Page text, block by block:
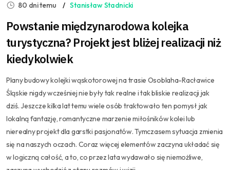
80 dni temu Stanisław Stadnicki
Powstanie międzynarodowa kolejka
turystyczna? Projekt jest bliżej realizacji niż
kiedykolwiek
Plany budowy kolejki wąskotorowej na trasie Osoblaha-Racławice
Śląskie nigdy wcześniej nie były tak realne i tak bliskie realizacji jak
dziś. Jeszcze kilka lat temu wiele osób traktowało ten pomysł jak
lokalną fantazję, romantyczne marzenie miłośników kolei lub
nierealny projekt dla garstki pasjonatów. Tymczasem sytuacja zmienia
się na naszych oczach. Coraz więcej elementów zaczyna układać się
w logiczną całość, a to, co przez lata wydawało się niemożliwe,